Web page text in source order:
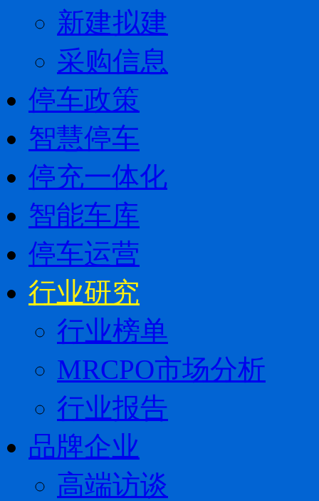
新建拟建
采购信息
停车政策
智慧停车
停充一体化
智能车库
停车运营
行业研究
行业榜单
MRCPO市场分析
行业报告
品牌企业
高端访谈